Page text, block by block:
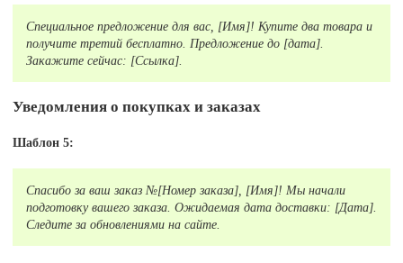
Специальное предложение для вас, [Имя]! Купите два товара и
получите третий бесплатно. Предложение до [дата].
Закажите сейчас: [Ссылка].
Уведомления о покупках и заказах
Шаблон 5:
Спасибо за ваш заказ №[Номер заказа], [Имя]! Мы начали
подготовку вашего заказа. Ожидаемая дата доставки: [Дата].
Следите за обновлениями на сайте.